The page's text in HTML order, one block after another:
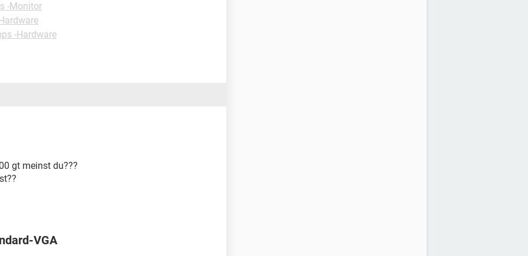
-Monitor
-Hardware
gt meinst du???
VGA